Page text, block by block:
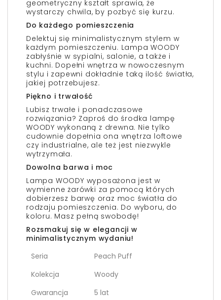
geometryczny kształt sprawia, że
wystarczy chwila, by pozbyć się kurzu.
Do każdego pomieszczenia
Delektuj się minimalistycznym stylem w
każdym pomieszczeniu. Lampa WOODY
zabłyśnie w sypialni, salonie, a także i
kuchni. Dopełni wnętrza w nowoczesnym
stylu i zapewni dokładnie taką ilość światła,
jakiej potrzebujesz.
Piękno i trwałość
Lubisz trwałe i ponadczasowe
rozwiązania? Zaproś do środka lampę
WOODY wykonaną z drewna. Nie tylko
cudownie dopełnia ona wnętrza loftowe
czy industrialne, ale też jest niezwykle
wytrzymała.
Dowolna barwa i moc
Lampa WOODY wyposażona jest w
wymienne żarówki za pomocą których
dobierzesz barwę oraz moc światła do
rodzaju pomieszczenia. Do wyboru, do
koloru. Masz pełną swobodę!
Rozsmakuj się w elegancji w
minimalistycznym wydaniu!
Seria
Peach Puff
Kolekcja
Woody
Gwarancja
5 lat